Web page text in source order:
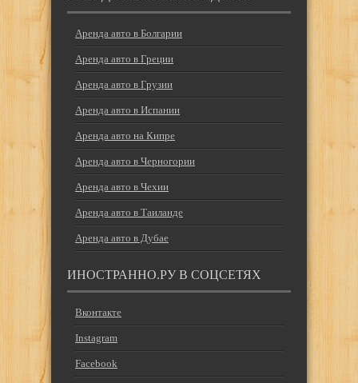
Аренда авто в Болгарии
Аренда авто в Греции
Аренда авто в Грузии
Аренда авто в Испании
Аренда авто на Кипре
Аренда авто в Черногории
Аренда авто в Чехии
Аренда авто в Таиланде
Аренда авто в Дубае
ИНОСТРАННО.РУ В СОЦСЕТЯХ
Вконтакте
Instagram
Facebook